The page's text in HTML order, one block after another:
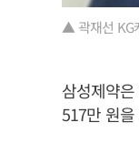
▲ 곽재선 KG
삼성제약
517만 원